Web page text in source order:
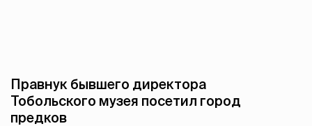
Правнук бывшего директора
Тобольского музея посетил город
предков